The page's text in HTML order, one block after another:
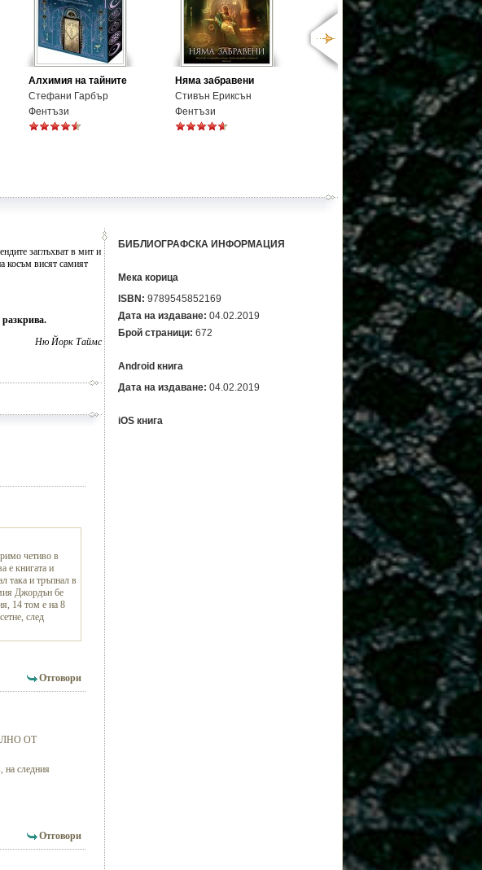
Алхимия на тайните
Стефани Гарбър
Фентъзи
Няма забравени
Стивън Ериксън
Фентъзи
заглъхват в мит и
косъм висят самият
Ню Йорк Таймс
четиво в
е книгата и
така и тръпнал в
Джордън бе
14 том е на 8
след
Отговори
ОТ
на следния
Отговори
БИБЛИОГРАФСКА ИНФОРМАЦИЯ
Мека корица
ISBN: 9789545852169
Дата на издаване: 04.02.2019
Брой страници: 672
Android книга
Дата на издаване: 04.02.2019
iOS книга